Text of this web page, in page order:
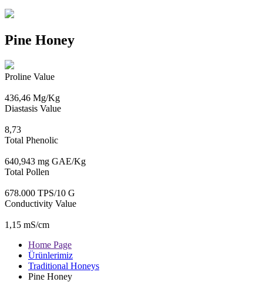
Pine Honey
Proline Value
436,46 Mg/Kg
Diastasis Value
8,73
Total Phenolic
640,943 mg GAE/Kg
Total Pollen
678.000 TPS/10 G
Conductivity Value
1,15 mS/cm
Home Page
Ürünlerimiz
Traditional Honeys
Pine Honey